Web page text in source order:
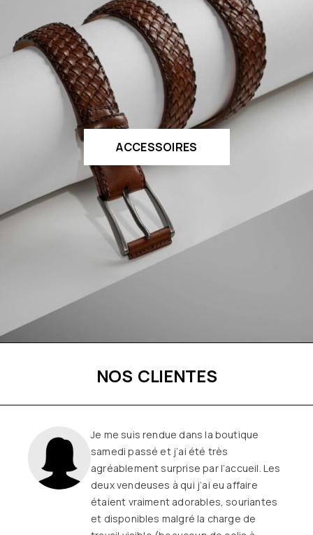
ACCESSOIRES
NOS CLIENTES
Une boutique familiale, à l’écoute et
remplie de joie de vivre
Les
vêtements sont de qualité, tendances
et originaux pour différentes
morphologies
et ça fait très
longtemps que j’y vais (depuis le début